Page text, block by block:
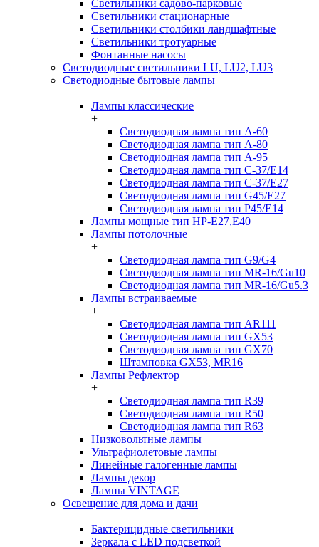
Светильники садово-парковые
Светильники стационарные
Светильники столбики ландшафтные
Светильники тротуарные
Фонтанные насосы
Светодиодные светильники LU, LU2, LU3
Светодиодные бытовые лампы
+
Лампы классические
+
Светодиодная лампа тип A-60
Светодиодная лампа тип A-80
Светодиодная лампа тип A-95
Светодиодная лампа тип C-37/Е14
Светодиодная лампа тип C-37/Е27
Светодиодная лампа тип G45/E27
Светодиодная лампа тип P45/E14
Лампы мощные тип HP-E27,E40
Лампы потолочные
+
Светодиодная лампа тип G9/G4
Светодиодная лампа тип MR-16/Gu10
Светодиодная лампа тип MR-16/Gu5.3
Лампы встраиваемые
+
Светодиодная лампа тип AR111
Светодиодная лампа тип GX53
Светодиодная лампа тип GX70
Штамповка GX53, MR16
Лампы Рефлектор
+
Светодиодная лампа тип R39
Светодиодная лампа тип R50
Светодиодная лампа тип R63
Низковольтные лампы
Ультрафиолетовые лампы
Линейные галогенные лампы
Лампы декор
Лампы VINTAGE
Освещение для дома и дачи
+
Бактерицидные светильники
Зеркала с LED подсветкой